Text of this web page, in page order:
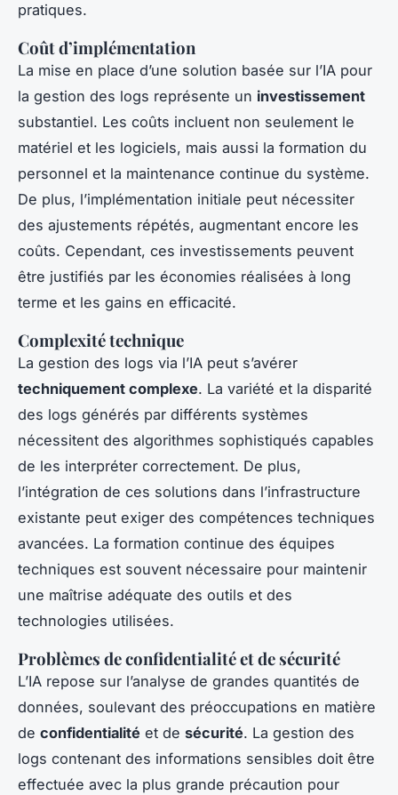
pratiques.
Coût d’implémentation
La mise en place d’une solution basée sur l’IA pour
la gestion des logs représente un investissement
substantiel. Les coûts incluent non seulement le
matériel et les logiciels, mais aussi la formation du
personnel et la maintenance continue du système.
De plus, l’implémentation initiale peut nécessiter
des ajustements répétés, augmentant encore les
coûts. Cependant, ces investissements peuvent
être justifiés par les économies réalisées à long
terme et les gains en efficacité.
Complexité technique
La gestion des logs via l’IA peut s’avérer
techniquement complexe. La variété et la disparité
des logs générés par différents systèmes
nécessitent des algorithmes sophistiqués capables
de les interpréter correctement. De plus,
l’intégration de ces solutions dans l’infrastructure
existante peut exiger des compétences techniques
avancées. La formation continue des équipes
techniques est souvent nécessaire pour maintenir
une maîtrise adéquate des outils et des
technologies utilisées.
Problèmes de confidentialité et de sécurité
L’IA repose sur l’analyse de grandes quantités de
données, soulevant des préoccupations en matière
de confidentialité et de sécurité. La gestion des
logs contenant des informations sensibles doit être
effectuée avec la plus grande précaution pour